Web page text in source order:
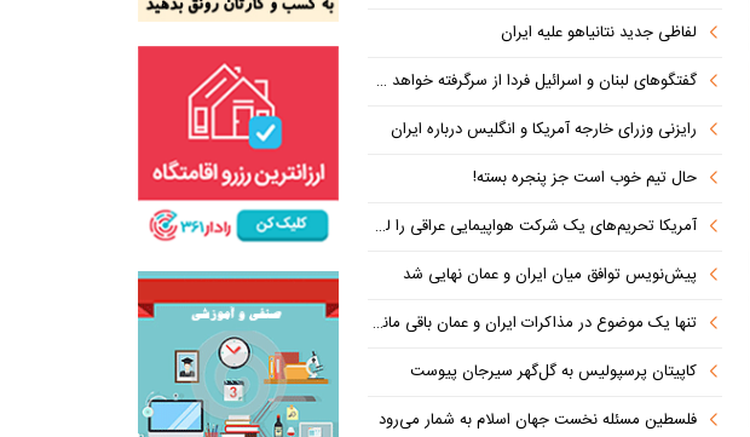
لفاظی جدید نتانیاهو علیه ایران
گفتگوهای لبنان و اسرائیل فردا از سرگرفته خواهد شد!
رایزنی وزرای خارجه آمریکا و انگلیس درباره ایران
حال تیم خوب است جز پنجره بسته!
آمریکا تحریم‌های یک شرکت هواپیمایی عراقی را لغو کرد
پیش‌نویس توافق میان ایران و عمان نهایی شد
تنها یک موضوع در مذاکرات ایران و عمان باقی مانده است
کاپیتان پرسپولیس به گل‌گهر سیرجان پیوست
فلسطین مسئله نخست جهان اسلام به شمار می‌رود